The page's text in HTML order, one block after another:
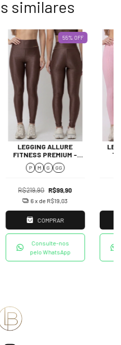
similares
55% OFF
LEGGING ALLURE
FITNESS PREMIUM -
COCOA
P M G GG
R$219,90 R$99,90
6 x de R$19,03
COMPRAR
Consulte-nos
pelo WhatsApp